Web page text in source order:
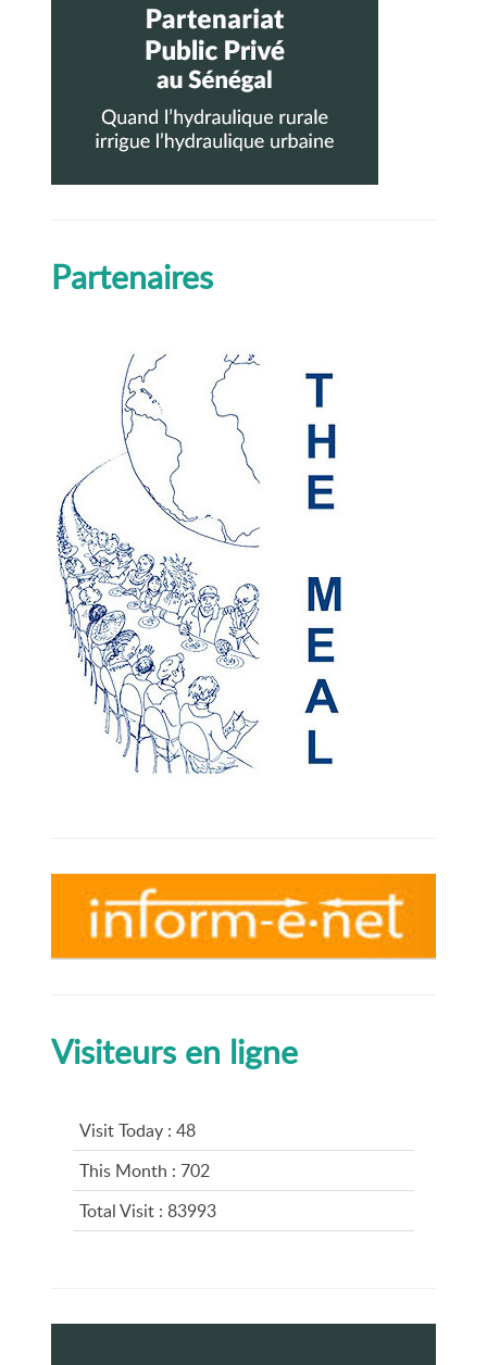
Partenaires
Visiteurs en ligne
Visit Today : 48
This Month : 702
Total Visit : 83993